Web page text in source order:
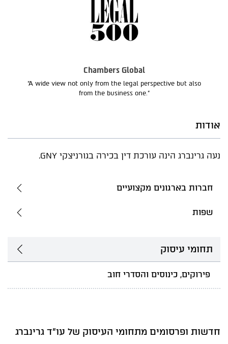
Chambers Global
“A wide view not only from the legal perspective but also
from the business one.”
אודות
נעה גרינברג הינה עורכת דין בכירה בגורניצקי GNY.
חברות בארגונים מקצועיים
שפות
תחומי עיסוק
פירוקים, כינוסים והסדרי חוב
חדשות ופרסומים מתחומי העיסוק של עו"ד גרינברג